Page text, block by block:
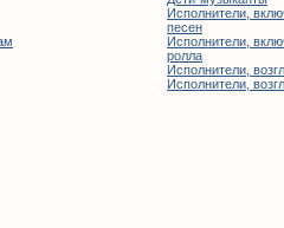
Исполнители,
песен
Исполнители,
ролла
Исполнители,
Исполнители,